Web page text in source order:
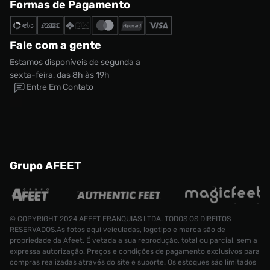
Formas de Pagamento
Fale com a gente
Estamos disponíveis de segunda a
sexta-feira, das 8h às 19h
Entre Em Contato
Grupo AFEET
© COPYRIGHT 2024 AFEET FRANQUIAS LTDA. TODOS OS DIREITOS
RESERVADOS.As fotos aqui veiculadas, logotipo e marca são de
propriedade da Afeet. É vetada a sua reprodução, total ou parcial, sem a
expressa autorização. Preços e condições de pagamento exclusivos para
compras realizadas através do site e suporte. Os estoques são limitados